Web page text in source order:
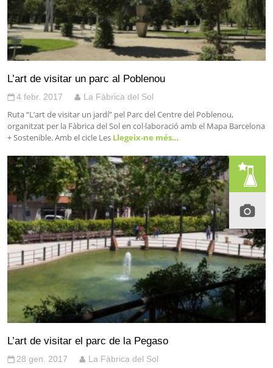
L’art de visitar un parc al Poblenou
4 febr. 2017 La Fàbrica del Sol
Ruta “L’art de visitar un jardí” pel Parc del Centre del Poblenou,
organitzat per la Fàbrica del Sol en col·laboració amb el Mapa Barcelona
+ Sostenible. Amb el cicle Les Llegeix-ne més…
L’art de visitar el parc de la Pegaso
28 gen. 2017 La Fàbrica del Sol